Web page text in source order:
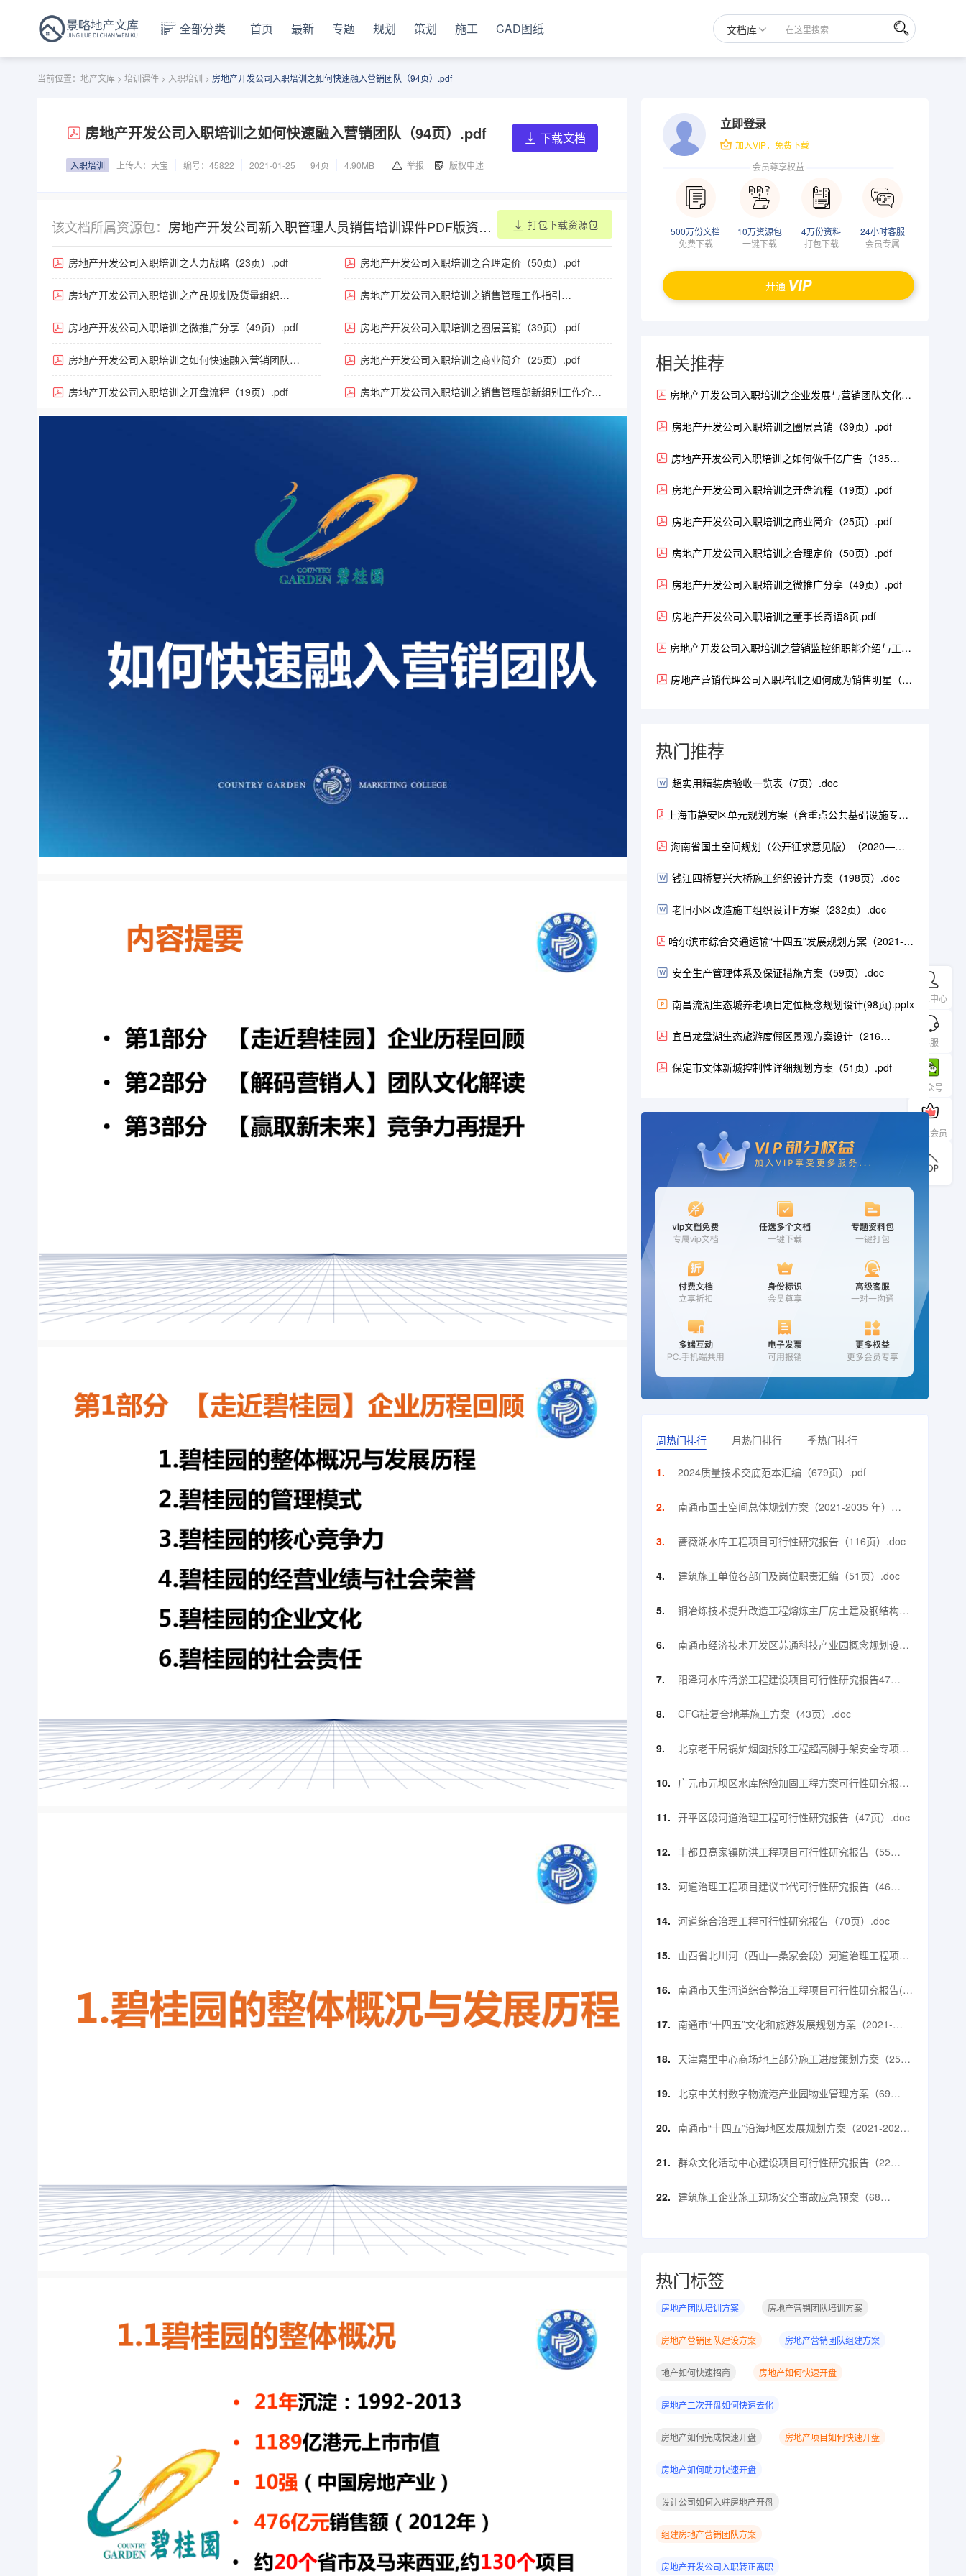
全部分类 首页 最新 专题 规划 策划 施工 CAD图纸 文档库
个人中心
客服
公众号
升级会员
当前位置： 地产文库 > 培训课件 > 入职培训 > 房地产开发公司入职培训之如何快速融入营销团队（94页）.pdf
房地产开发公司入职培训之如何快速融入营销团队（94页）.pdf 下载文档
入职培训 上传人： 大宝 编号：45822 2021-01-25 94页 4.90MB 举报 版权申述
该文档所属资源包： 房地产开发公司新入职管理人员销售培训课件PDF版资料
合集
打包下载资源包
房地产开发公司入职培训之人力战略（23页）.pdf 房地产开发公司入职培训之合理定价（50页）.pdf
房地产开发公司入职培训之产品规划及货量组织
（151页）.pdf
房地产开发公司入职培训之销售管理工作指引
（30页）.pdf
房地产开发公司入职培训之微推广分享（49页）.pdf 房地产开发公司入职培训之圈层营销（39页）.pdf
房地产开发公司入职培训之如何快速融入营销团队
（94页）.pdf
房地产开发公司入职培训之商业简介（25页）.pdf
房地产开发公司入职培训之开盘流程（19页）.pdf 房地产开发公司入职培训之销售管理部新组别工作介绍
立即登录
加入VIP，免费下载
会员尊享权益
500万份文档
免费下载
10万资源包
一键下载
4万份资料
打包下载
24小时客服
会员专属
开通
相关推荐
房地产开发公司入职培训之企业发展与营销团队文化
房地产开发公司入职培训之圈层营销（39页）.pdf
房地产开发公司入职培训之如何做千亿广告（135
房地产开发公司入职培训之开盘流程（19页）.pdf
房地产开发公司入职培训之商业简介（25页）.pdf
房地产开发公司入职培训之合理定价（50页）.pdf
房地产开发公司入职培训之微推广分享（49页）.pdf
房地产开发公司入职培训之董事长寄语8页.pdf
房地产开发公司入职培训之营销监控组职能介绍与工作
房地产营销代理公司入职培训之如何成为销售明星（20
热门推荐
超实用精装房验收一览表（7页）.doc
上海市静安区单元规划方案（含重点公共基础设施专项
海南省国土空间规划（公开征求意见版）（2020—
钱江四桥复兴大桥施工组织设计方案（198页）.doc
老旧小区改造施工组织设计F方案（232页）.doc
哈尔滨市综合交通运输“十四五”发展规划方案（2021-
安全生产管理体系及保证措施方案（59页）.doc
南昌流湖生态城养老项目定位概念规划设计(98页).pptx
宜昌龙盘湖生态旅游度假区景观方案设计（216
保定市文体新城控制性详细规划方案（51页）.pdf
周热门排行 月热门排行 季热门排行
2024质量技术交底范本汇编（679页）.pdf
南通市国土空间总体规划方案（2021-2035 年）
（118页）.pdf
蔷薇湖水库工程项目可行性研究报告（116页）.doc
建筑施工单位各部门及岗位职责汇编（51页）.doc
铜冶炼技术提升改造工程熔炼主厂房土建及钢结构工
程钢结构施工方案【90页】.doc
南通市经济技术开发区苏通科技产业园概念规划设计
方案项目建议书（55页）.pdf
阳泽河水库清淤工程建设项目可行性研究报告47
页.doc
CFG桩复合地基施工方案（43页）.doc
北京老干局锅炉烟囱拆除工程超高脚手架安全专项施
工方案(31页).doc
广元市元坝区水库除险加固工程方案可行性研究报告
（67页）.doc
开平区段河道治理工程可行性研究报告（47页）.doc
丰都县高家镇防洪工程项目可行性研究报告（55
页）.doc
河道治理工程项目建议书代可行性研究报告（46
页）.doc
河道综合治理工程可行性研究报告（70页）.doc
山西省北川河（西山—桑家会段）河道治理工程项目
可行性研究报告（72页）.doc
南通市天生河道综合整治工程项目可行性研究报告(含
表)（102页）.doc
南通市“十四五”文化和旅游发展规划方案（2021-
2025年）（43页）.pdf
天津嘉里中心商场地上部分施工进度策划方案（25
页）.pptx
北京中关村数字物流港产业园物业管理方案（69
页）.pdf
南通市“十四五”沿海地区发展规划方案（2021-2025
年）（41页）.pdf
群众文化活动中心建设项目可行性研究报告（22
页）.doc
建筑施工企业施工现场安全事故应急预案（68
热门标签
房地产团队培训方案 房地产营销团队培训方案
房地产营销团队建设方案 房地产营销团队组建方案
地产如何快速招商 房地产如何快速开盘
房地产二次开盘如何快速去化
房地产如何完成快速开盘 房地产项目如何快速开盘
房地产如何助力快速开盘
设计公司如何入驻房地产开盘
组建房地产营销团队方案
房地产开发公司入职转正离职